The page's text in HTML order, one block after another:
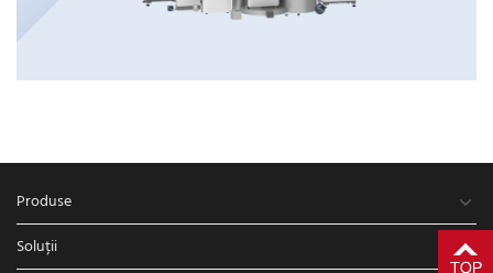
Produse
Soluții